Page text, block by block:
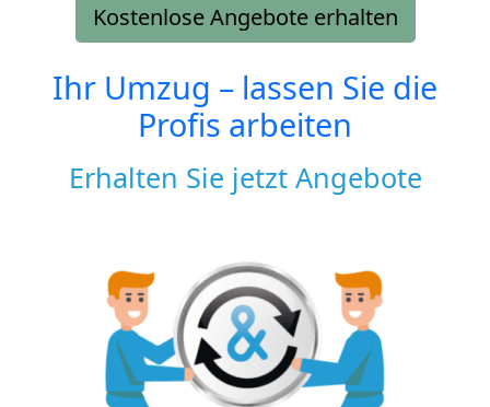
Kostenlose Angebote erhalten
Ihr Umzug – lassen Sie die
Profis arbeiten
Erhalten Sie jetzt Angebote